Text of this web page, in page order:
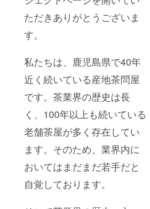
ただきありがとうございま
す。
私たちは、鹿児島県で40年
近く続いている産地茶問屋
です。茶業界の歴史は長
く、100年以上も続いている
老舗茶屋が多く存在してい
ます。そのため、業界内に
おいてはまだまだ若手だと
自覚しております。